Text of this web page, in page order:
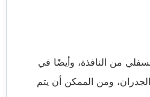
من النافذة، وأيضًا في
ومن الممكن أن يتم